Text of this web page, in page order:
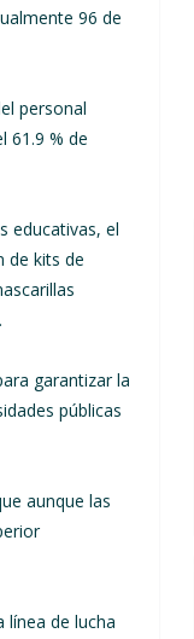
96 de
personal
61.9 % de
educativas, el
de kits de
garantizar la
públicas
aunque las
línea de lucha